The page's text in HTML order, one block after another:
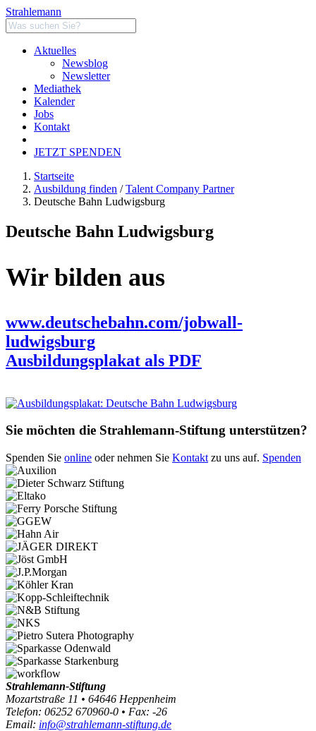
Strahlemann
Aktuelles
Newsblog
Newsletter
Mediathek
Kalender
Jobs
Kontakt
JETZT SPENDEN
Startseite
Ausbildung finden /Talent Company Partner
Deutsche Bahn Ludwigsburg
Deutsche Bahn Ludwigsburg
Wir bilden aus
www.deutschebahn.com/jobwall-
ludwigsburg
Ausbildungsplakat als PDF
Sie möchten die Strahlemann-Stiftung unterstützen?
Spenden Sie online oder nehmen Sie Kontakt zu uns auf. Spenden
Strahlemann-Stiftung
Mozartstraße 11 • 64646 Heppenheim
Telefon: 06252 670960-0 • Fax: -26
Email: info@strahlemann-stiftung.de